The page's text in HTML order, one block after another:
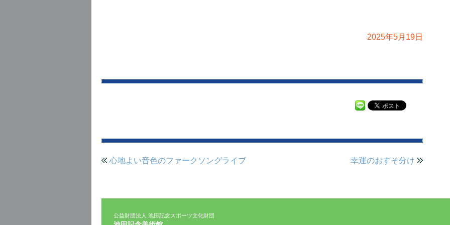
2025年5月19日
心地よい音色のファークソングライブ 幸運のおすそ分け
公益財団法人 池田記念スポーツ文化財団